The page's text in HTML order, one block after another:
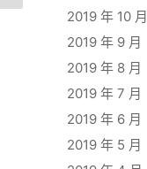
2019 年 10 月
2019 年 9 月
2019 年 8 月
2019 年 7 月
2019 年 6 月
2019 年 5 月